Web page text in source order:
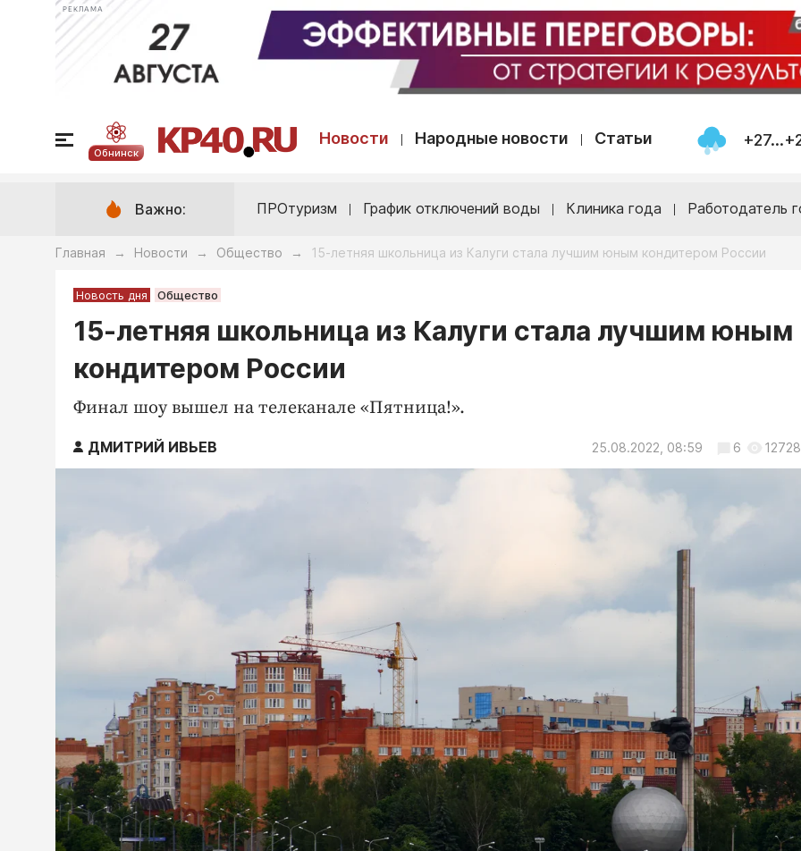
РЕКЛАМА
Обнинск
Новости Народные новости Статьи
Важно: ПРОтуризм График отключений воды Клиника года Работодатель
Главная → Новости → Общество → 15-летняя школьница из Калуги стала лучшим юным кондитером России
Новость дня Общество
15-летняя школьница из Калуги стала лучшим юным
кондитером России
Финал шоу вышел на телеканале «Пятница!».
ДМИТРИЙ ИВЬЕВ 25.08.2022, 08:59 6 12728